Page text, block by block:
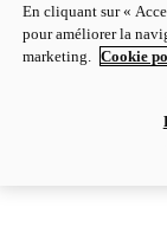
En cliquant sur «
pour améliorer la
marketing.
Cookie